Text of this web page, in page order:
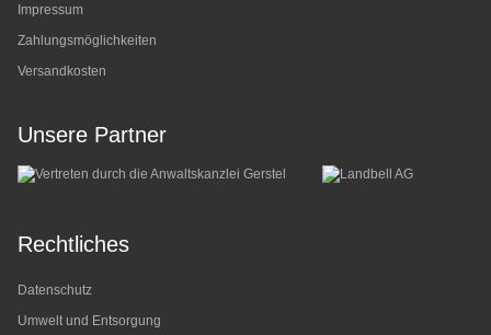
Impressum
Zahlungsmöglichkeiten
Versandkosten
Unsere Partner
Rechtliches
Datenschutz
Umwelt und Entsorgung